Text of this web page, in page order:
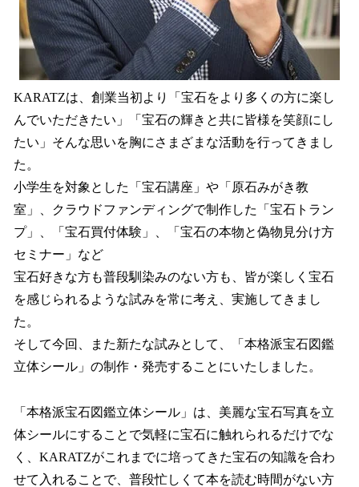
KARATZは、創業当初より「宝石をより多くの方に楽し
んでいただきたい」「宝石の輝きと共に皆様を笑顔にし
たい」そんな思いを胸にさまざまな活動を行ってきまし
た。
小学生を対象とした「宝石講座」や「原石みがき教
室」、クラウドファンディングで制作した「宝石トラン
プ」、「宝石買付体験」、「宝石の本物と偽物見分け方
セミナー」など
宝石好きな方も普段馴染みのない方も、皆が楽しく宝石
を感じられるような試みを常に考え、実施してきまし
た。
そして今回、また新たな試みとして、「本格派宝石図鑑
立体シール」の制作・発売することにいたしました。
「本格派宝石図鑑立体シール」は、美麗な宝石写真を立
体シールにすることで気軽に宝石に触れられるだけでな
く、KARATZがこれまでに培ってきた宝石の知識を合わ
せて入れることで、普段忙しくて本を読む時間がない方